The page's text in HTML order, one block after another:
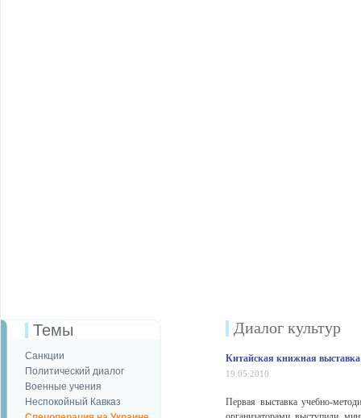
Темы
Санкции
Политический диалог
Военные учения
Неспокойный Кавказ
Диалог культур
Китайская книжная
19.05.2010
Первая выставка учебно-